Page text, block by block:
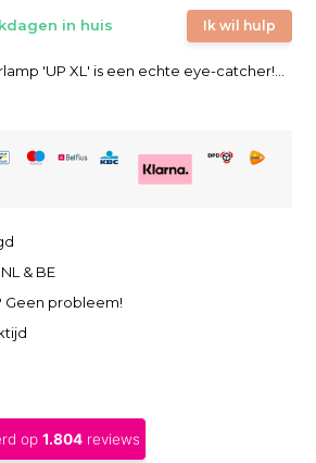
Ik wil hulp
in huis
'UP XL' is een echte eye-catcher!...
& BE
Geen probleem!